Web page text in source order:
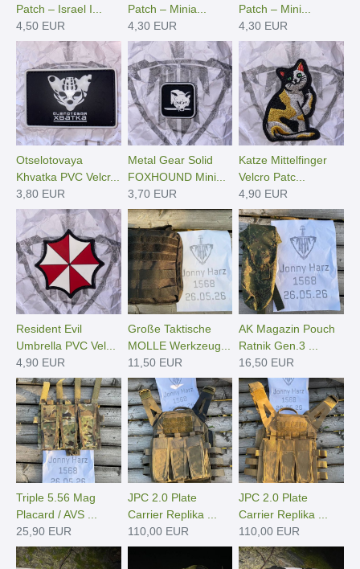
Patch – Israel I...
4,50 EUR
Patch – Minia...
4,30 EUR
Patch – Mini...
4,30 EUR
Otselotovaya
Khvatka PVC Velcr...
3,80 EUR
Metal Gear Solid
FOXHOUND Mini...
3,70 EUR
Katze Mittelfinger
Velcro Patc...
4,90 EUR
Resident Evil
Umbrella PVC Vel...
4,90 EUR
Große Taktische
MOLLE Werkzeug...
11,50 EUR
AK Magazin Pouch
Ratnik Gen.3 ...
16,50 EUR
Triple 5.56 Mag
Placard / AVS ...
25,90 EUR
JPC 2.0 Plate
Carrier Replika ...
110,00 EUR
JPC 2.0 Plate
Carrier Replika ...
110,00 EUR